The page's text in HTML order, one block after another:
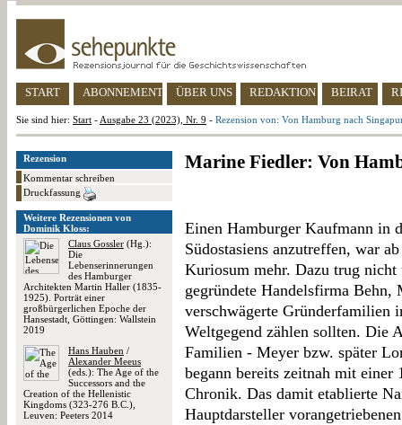
START ABONNEMENT ÜBER UNS REDAKTION BEIRAT
Sie sind hier: Start - Ausgabe 23 (2023), Nr. 9 - Rezension von: Von Hamburg nach
Rezension
Kommentar schreiben
Druckfassung
Weitere Rezensionen von
Dominik Kloss:
Claus Gossler (Hg.):
Die
Lebenserinnerungen
des Hamburger
Architekten Martin Haller (1835-
1925). Porträt einer
großbürgerlichen Epoche der
Hansestadt, Göttingen: Wallstein
2019
Hans Hauben /
Alexander Meeus
(eds.): The Age of the
Successors and the
Creation of the Hellenistic
Kingdoms (323-276 B.C.),
Leuven: Peeters 2014
Marine Fiedler: Von
Einen Hamburger Kaufmann in
Südostasiens anzutreffen, war
Kuriosum mehr. Dazu trug
gegründete Handelsfirma
verschwägerte Gründerfamilien
Weltgegend zählen sollten. Die
Familien - Meyer bzw. später
begann bereits zeitnah mit einer
Chronik. Das damit etablierte
Hauptdarsteller